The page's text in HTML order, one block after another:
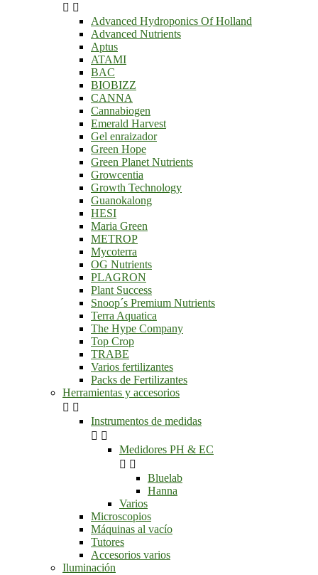
 
Advanced Hydroponics Of Holland
Advanced Nutrients
Aptus
ATAMI
BAC
BIOBIZZ
CANNA
Cannabiogen
Emerald Harvest
Gel enraizador
Green Hope
Green Planet Nutrients
Growcentia
Growth Technology
Guanokalong
HESI
Maria Green
METROP
Mycoterra
OG Nutrients
PLAGRON
Plant Success
Snoop´s Premium Nutrients
Terra Aquatica
The Hype Company
Top Crop
TRABE
Varios fertilizantes
Packs de Fertilizantes
Herramientas y accesorios
 
Instrumentos de medidas
 
Medidores PH & EC
 
Bluelab
Hanna
Varios
Microscopios
Máquinas al vacío
Tutores
Accesorios varios
Iluminación